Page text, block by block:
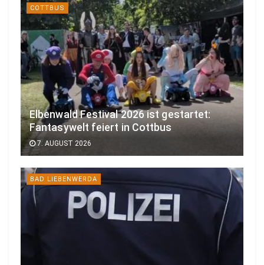
COTTBUS
Elbenwald Festival 2026 ist gestartet:
Fantasywelt feiert in Cottbus
7. AUGUST 2026
BAD LIEBENWERDA